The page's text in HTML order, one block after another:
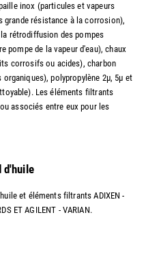
inox (particules et vapeurs
grande résistance à la corrosion),
rétrodiffusion des pompes
pompe de la vapeur d'eau), chaux
corrosifs ou acides), charbon
polypropylène 2µ, 5µ et
Les éléments filtrants
associés entre eux pour les
d'huile
et éléments filtrants ADIXEN -
ET AGILENT - VARIAN.